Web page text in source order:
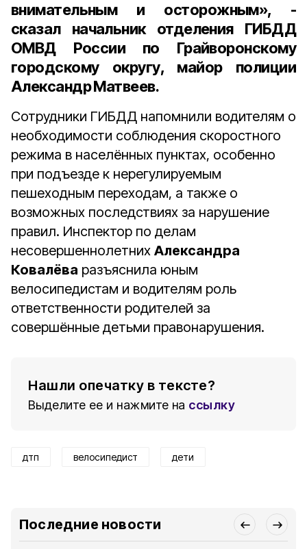
внимательным и осторожным», -
сказал начальник отделения ГИБДД
ОМВД России по Грайворонскому
городскому округу, майор полиции
Александр Матвеев.
Сотрудники ГИБДД напомнили водителям о
необходимости соблюдения скоростного
режима в населённых пунктах, особенно
при подъезде к нерегулируемым
пешеходным переходам, а также о
возможных последствиях за нарушение
правил. Инспектор по делам
несовершеннолетних Александра
Ковалёва разъяснила юным
велосипедистам и водителям роль
ответственности родителей за
совершённые детьми правонарушения.
Нашли опечатку в тексте?
Выделите ее и нажмите на ссылку
дтп велосипедист дети
Последние новости